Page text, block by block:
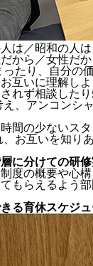
は／昭和の人
から／女性だ
たり、自分の
互いに理解し
れず相談した
、アンコンシ
間の少ないス
お互いを知り
に分けての研
度の概要や心
もらえるよう
る育休スケジ